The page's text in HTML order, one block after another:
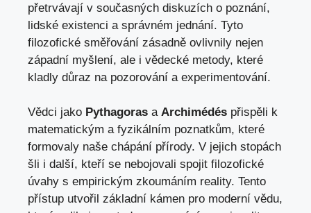
přetrvávají v současných diskuzích o poznání,
lidské existenci a ⁢správném jednání. Tyto
⁢filozofické směřování zásadně ovlivnily​ nejen
západní myšlení, ale i vědecké metody, které
⁣kladly důraz na pozorování a experimentování.
Vědci‌ jako Pythagoras a Archimédés přispěli k
matematickým⁣ a ‍fyzikálním poznatkům, které
formovaly naše chápání přírody. V jejich stopách
šli i další, kteří se ‍nebojovali spojit⁤ filozofické
úvahy s empirickým zkoumáním reality. Tento
přístup⁢ utvořil základní kámen⁣ pro moderní vědu,